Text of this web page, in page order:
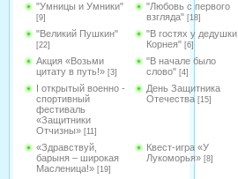
"Умницы и Умники"
[9]
"Любовь с первого
взгляда" [18]
"Великий Пушкин"
[22]
"В гостях у дедушки
Корнея" [6]
Акция «Возьми
цитату в путь!» [3]
"В начале было
слово" [4]
I открытый военно -
спортивный
фестиваль
«Защитники
Отчизны» [11]
День Защитника
Отечества [15]
«Здравствуй,
барыня – широкая
Масленица!» [19]
Квест-игра «У
Лукоморья» [8]